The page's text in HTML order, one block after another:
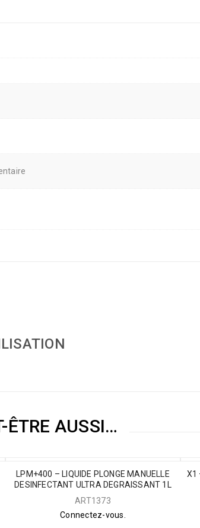
ÊTRE AUSSI…
LPM+400 – LIQUIDE PLONGE MANUELLE
DESINFECTANT ULTRA DEGRAISSANT 1L
ART1373
Connectez-vous.
X1